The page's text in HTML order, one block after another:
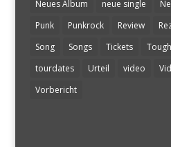
Neues Album
neue single
Punk
Punkrock Review
Song
Songs Tickets
tourdates
Urteil video
Vorbericht